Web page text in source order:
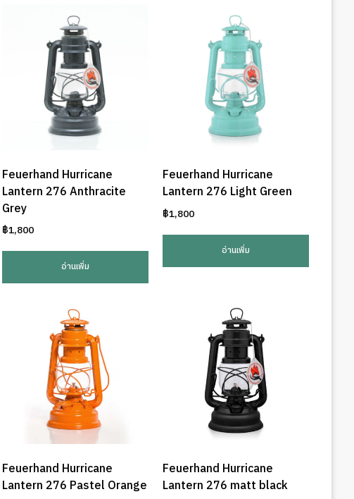
Feuerhand Hurricane
Lantern 276 Anthracite
Grey
฿1,800
อ่านเพิ่ม
Feuerhand Hurricane
Lantern 276 Light Green
฿1,800
อ่านเพิ่ม
Feuerhand Hurricane
Lantern 276 Pastel Orange
Feuerhand Hurricane
Lantern 276 matt black